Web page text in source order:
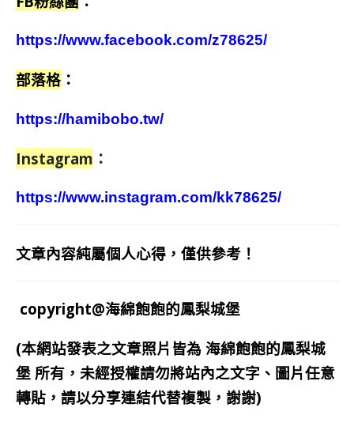
https://www.facebook.com/z78625/
部落格 ：
https://hamibobo.tw/
Instagram ：
https://www.instagram.com/kk78625/
文章內容純屬個人心得，僅供參考！
copyright@海綿飽飽的鳳梨城堡
(本網站發表之文章照片皆為 海綿飽飽的鳳梨城
堡 所有，未經授權請勿將站內之文字、圖片任意
轉貼，請以分享連結代替複製，謝謝)